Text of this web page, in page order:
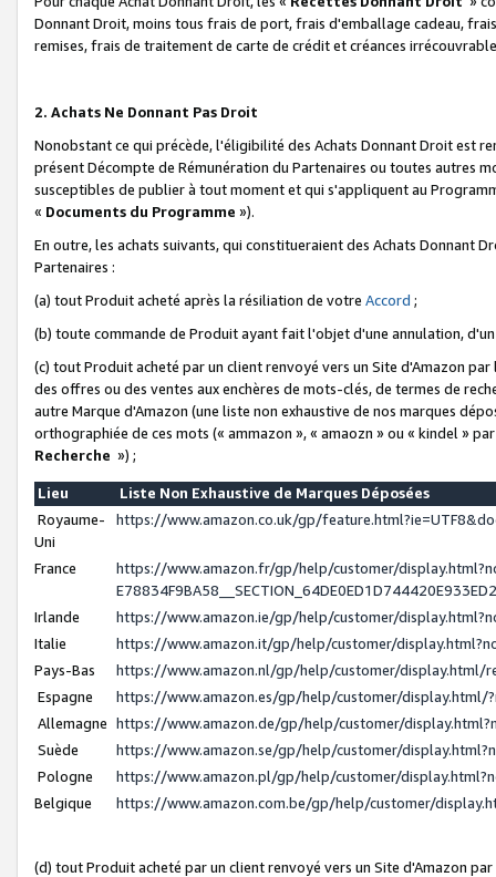
Donnant Droit, moins tous frais de port, frais d'emballage cadeau,
remises, frais de traitement de carte de crédit et créances
2. Achats Ne Donnant Pas Droit
Nonobstant ce qui précède, l'éligibilité des Achats Donnant Droit est
présent Décompte de Rémunération du Partenaires ou toutes autres
susceptibles de publier à tout moment et qui s'appliquent au
« Documents du Programme »).
En outre, les achats suivants, qui constitueraient des Achats Donnant
Partenaires :
(a) tout Produit acheté après la résiliation de votre Accord ;
(b) toute commande de Produit ayant fait l'objet d'une annulation,
(c) tout Produit acheté par un client renvoyé vers un Site d'Amazon
des offres ou des ventes aux enchères de mots-clés, de termes de
autre Marque d'Amazon (une liste non exhaustive de nos marques
orthographiée de ces mots (« ammazon », « amaozn » ou « kindel »
Recherche ») ;
Lieu
Liste Non Exhaustive de Marques Déposées
Royaume-
Uni
https://www.amazon.co.uk/gp/
France
https://www.amazon.fr/gp/help/customer/
Irlande
https://www.amazon.ie/gp/help/customer/
Italie
https://www.amazon.it/gp/help/customer/
Pays-Bas
https://www.amazon.nl/gp/help/customer/display.html/
Espagne
https://www.amazon.es/gp/help/customer/display.html/
Allemagne https://www.amazon.de/gp/help/customer/
Suède
https://www.amazon.se/gp/help/customer/
Pologne
https://www.amazon.pl/gp/help/customer/
Belgique
https://www.amazon.com.be/gp/help/customer/
(d) tout Produit acheté par un client renvoyé vers un Site d'Amazon